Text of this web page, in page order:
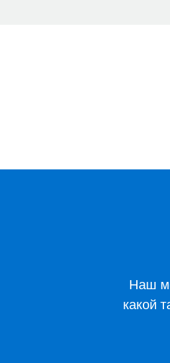
Наш
какой